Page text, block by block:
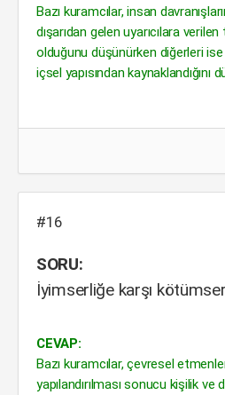
Bazı kuramcılar, insan
dışarıdan gelen uyarıcılara
olduğunu düşünürken diğerleri ise
içsel yapısından kaynaklandığını
#16
SORU:
İyimserliğe karşı
CEVAP:
Bazı kuramcılar, çevresel
yapılandırılması sonucu kişilik ve